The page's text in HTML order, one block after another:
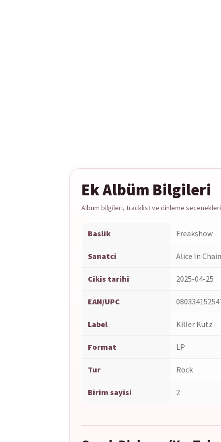
Ek Albüm Bilgileri
Album bilgileri, tracklist ve dinleme
Baslik Freakshow
Sanatci Alice In
Cikis tarihi 2025-04-25
EAN/UPC
Label Killer Kutz
Format LP
Tur Rock
Birim sayisi 2